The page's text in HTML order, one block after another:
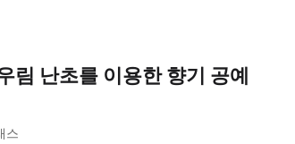
림 난초를 이용한 향기 공예
스